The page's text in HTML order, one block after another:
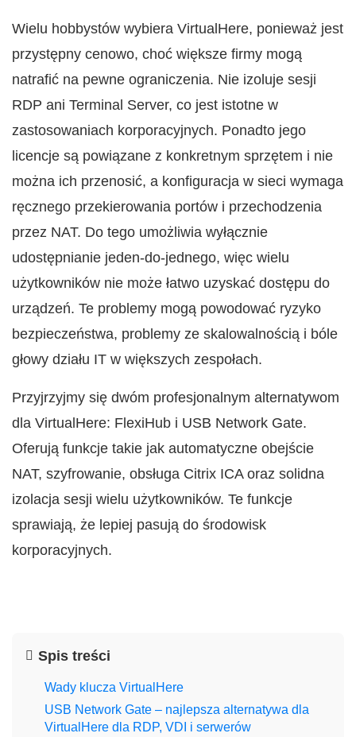
Wielu hobbystów wybiera VirtualHere, ponieważ jest
przystępny cenowo, choć większe firmy mogą
natrafić na pewne ograniczenia. Nie izoluje sesji
RDP ani Terminal Server, co jest istotne w
zastosowaniach korporacyjnych. Ponadto jego
licencje są powiązane z konkretnym sprzętem i nie
można ich przenosić, a konfiguracja w sieci wymaga
ręcznego przekierowania portów i przechodzenia
przez NAT. Do tego umożliwia wyłącznie
udostępnianie jeden-do-jednego, więc wielu
użytkowników nie może łatwo uzyskać dostępu do
urządzeń. Te problemy mogą powodować ryzyko
bezpieczeństwa, problemy ze skalowalnością i bóle
głowy działu IT w większych zespołach.
Przyjrzyjmy się dwóm profesjonalnym alternatywom
dla VirtualHere: FlexiHub i USB Network Gate.
Oferują funkcje takie jak automatyczne obejście
NAT, szyfrowanie, obsługa Citrix ICA oraz solidna
izolacja sesji wielu użytkowników. Te funkcje
sprawiają, że lepiej pasują do środowisk
korporacyjnych.
Spis treści
Wady klucza VirtualHere
USB Network Gate – najlepsza alternatywa dla
VirtualHere dla RDP, VDI i serwerów